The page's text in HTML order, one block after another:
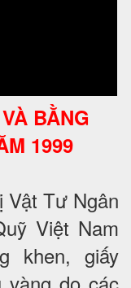
BẰNG
1999
Vật Tư Ngân
Việt Nam
khen, giấy